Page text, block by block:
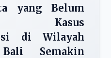
yang Belum
Kasus
di Wilayah
Semakin